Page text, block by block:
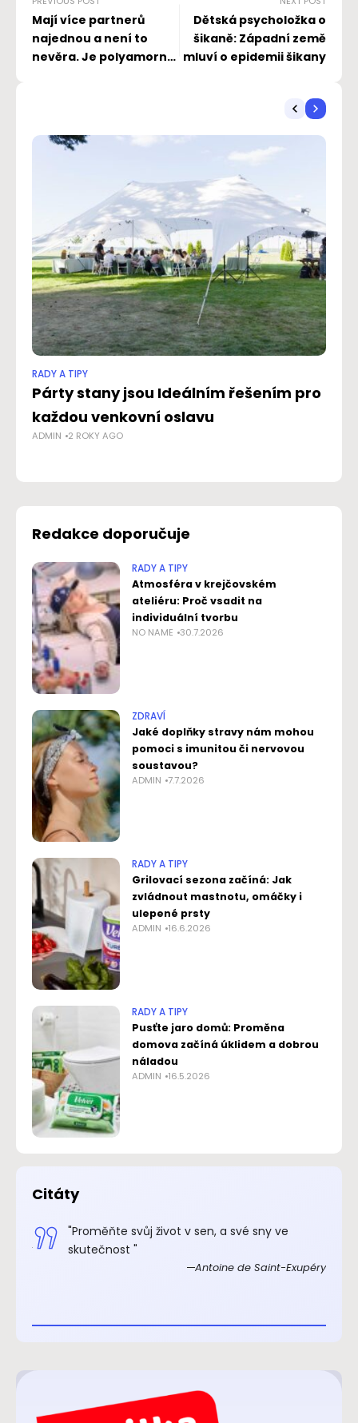
Mají více partnerů
najednou a není to
nevěra. Je polyamorní
Dětská psycholožka o
šikaně: Západní země
mluví o epidemii šikany
RADY A TIPY
Párty stany jsou Ideálním řešením pro
každou venkovní oslavu
ADMIN 2 ROKY AGO
Redakce doporučuje
RADY A TIPY
Atmosféra v krejčovském
ateliéru: Proč vsadit na
individuální tvorbu
NO NAME 30.7.2026
ZDRAVÍ
Jaké doplňky stravy nám mohou
pomoci s imunitou či nervovou
soustavou?
ADMIN 7.7.2026
RADY A TIPY
Grilovací sezona začíná: Jak
zvládnout mastnotu, omáčky i
ulepené prsty
ADMIN 16.6.2026
RADY A TIPY
Pusťte jaro domů: Proměna
domova začíná úklidem a dobrou
náladou
ADMIN 16.5.2026
Citáty
"Proměňte svůj život v sen, a své sny ve
skutečnost "
Antoine de Saint-Exupéry